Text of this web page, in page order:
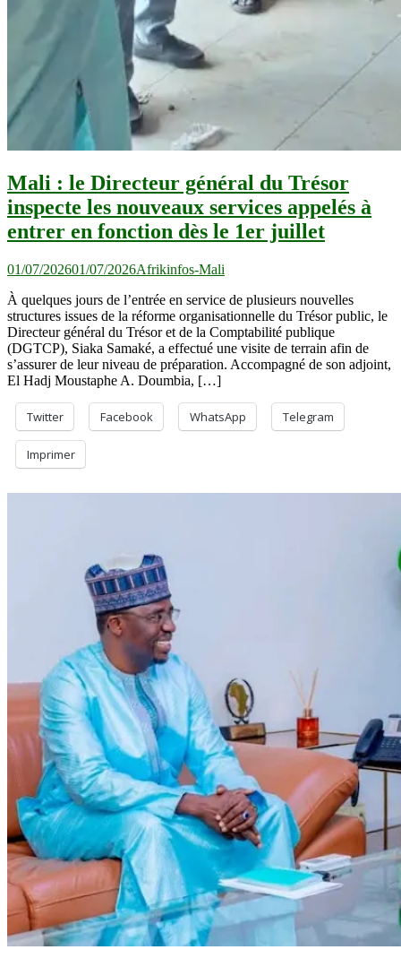
Mali : le Directeur général du Trésor
inspecte les nouveaux services appelés à
entrer en fonction dès le 1er juillet
01/07/202601/07/2026Afrikinfos-Mali
À quelques jours de l’entrée en service de plusieurs nouvelles
structures issues de la réforme organisationnelle du Trésor public, le
Directeur général du Trésor et de la Comptabilité publique
(DGTCP), Siaka Samaké, a effectué une visite de terrain afin de
s’assurer de leur niveau de préparation. Accompagné de son adjoint,
El Hadj Moustaphe A. Doumbia, […]
Twitter Facebook WhatsApp Telegram
Imprimer